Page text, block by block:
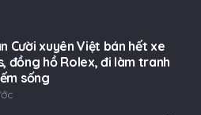
Cười xuyên Việt bán hết xe
đồng hồ Rolex, đi làm tranh
sống